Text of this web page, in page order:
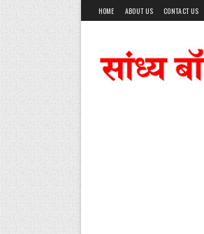
HOME ABOUT US CONTACT US